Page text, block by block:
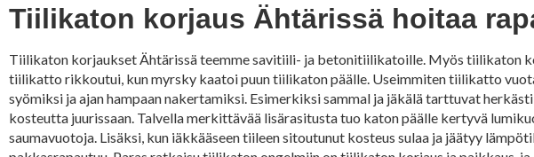
Tiilikaton korjaus Ähtärissä hoitaa
Tiilikaton korjaukset Ähtärissä teemme savitiili- ja betonitiilikatoille. Myös tiilikaton
tiilikatto rikkoutui, kun myrsky kaatoi puun tiilikaton päälle. Useimmiten tiilikatto
syömiksi ja ajan hampaan nakertamiksi. Esimerkiksi sammal ja jäkälä tarttuvat
kosteutta juurissaan. Talvella merkittävää lisärasitusta tuo katon päälle kertyvä
saumavuotoja. Lisäksi, kun iäkkääseen tiileen sitoutunut kosteus sulaa ja jäätyy